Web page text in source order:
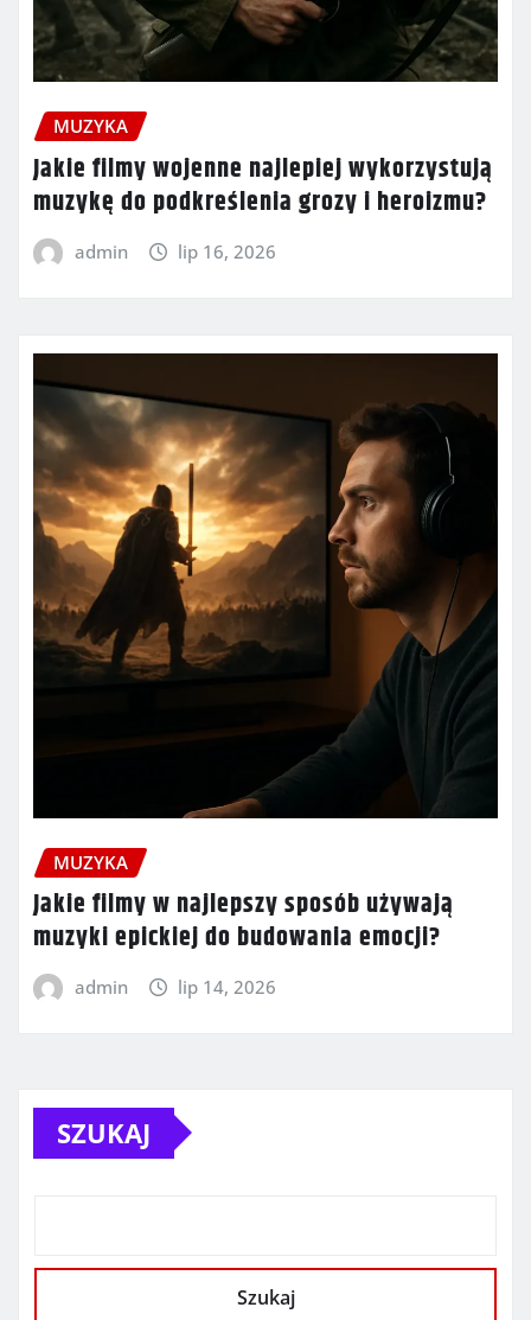
MUZYKA
Jakie filmy wojenne najlepiej wykorzystują
muzykę do podkreślenia grozy i heroizmu?
admin lip 16, 2026
MUZYKA
Jakie filmy w najlepszy sposób używają
muzyki epickiej do budowania emocji?
admin lip 14, 2026
SZUKAJ
Szukaj